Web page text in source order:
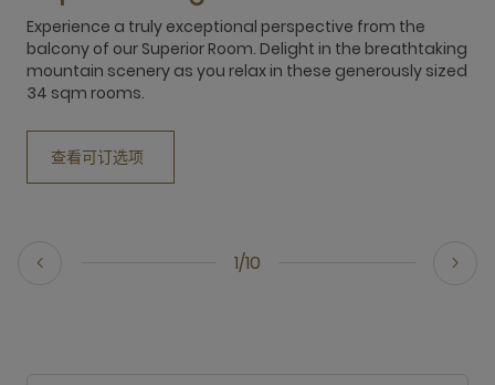
1/10
Experience a truly exceptional perspective from the
balcony of our Superior Room. Delight in the breathtaking
mountain scenery as you relax in these generously sized
34 sqm rooms.
查看可订选项